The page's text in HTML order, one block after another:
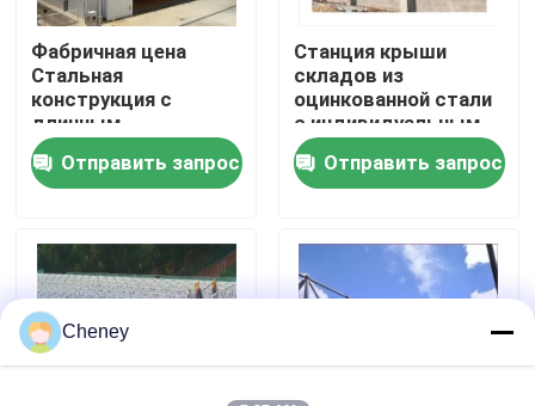
Проверка качества
Свяжитесь мы
Новости
Случаи
стальные рамки космоса
Фабричная цена
Стальная
конструкция с
длинным
протяжением
склады свободный
дизайн для фабрики
GB
Отправить запрос
Станция крыши
складов из
оцинкованной стали
с индивидуальным
пространством
колонн для
индивидуальных
Отправить запрос
Cheney